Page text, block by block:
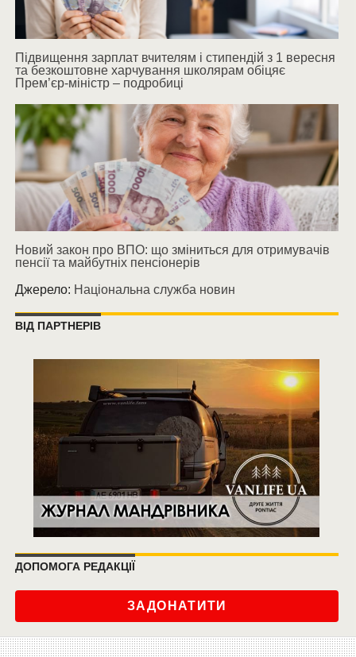
Підвищення зарплат вчителям і стипендій з 1 вересня
та безкоштовне харчування школярам обіцяє
Прем’єр-міністр – подробиці
Новий закон про ВПО: що зміниться для отримувачів
пенсії та майбутніх пенсіонерів
Джерело: Національна служба новин
ВІД ПАРТНЕРІВ
ДОПОМОГА РЕДАКЦІЇ
ЗАДОНАТИТИ